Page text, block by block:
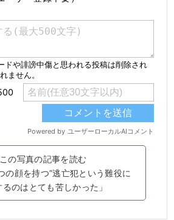
この写真の記事を読む
の顔を持つ”逃亡犯という難役に
るのはとても苦しかった」